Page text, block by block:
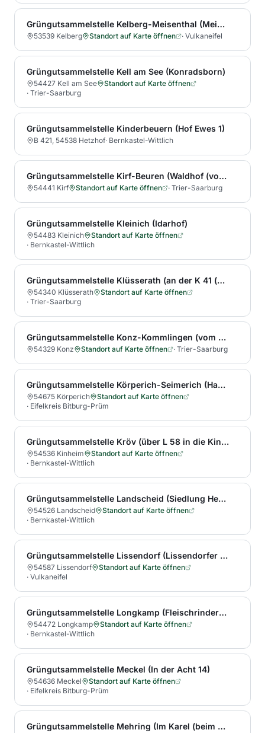
Grüngutsammelstelle Kelberg-Meisenthal (Meisenthaler Mühle)
53539 Kelberg Standort auf Karte öffnen · Vulkaneifel
Grüngutsammelstelle Kell am See (Konradsborn)
54427 Kell am See
Standort auf Karte öffnen
· Trier-Saarburg
Grüngutsammelstelle Kinderbeuern (Hof Ewes 1)
B 421, 54538 Hetzhof· Bernkastel-Wittlich
Grüngutsammelstelle Kirf-Beuren (Waldhof (von Kirf kommend vor dem Ortseingang Beuren rechts Richtung Dittlingen abbiegen. Der Waldhof ist dann der erste Aussiedlerhof auf der rechten Seite, die Grüng
54441 Kirf Standort auf Karte öffnen · Trier-Saarburg
Grüngutsammelstelle Kleinich (Idarhof)
54483 Kleinich
Standort auf Karte öffnen
· Bernkastel-Wittlich
Grüngutsammelstelle Klüsserath (an der K 41 (zwischen Klüsserath und Rivenich, 400 m nach Ortsausgang))
54340 Klüsserath
Standort auf Karte öffnen
· Trier-Saarburg
Grüngutsammelstelle Konz-Kommlingen (vom Ortsausgang Kommlingen Richtung Oberemmel, auf der rechten Seite der K 136, ab der Aussiedlung Wahlen 150 m weiter)
54329 Konz Standort auf Karte öffnen · Trier-Saarburg
Grüngutsammelstelle Körperich-Seimerich (Hauptstraße 6)
54675 Körperich
Standort auf Karte öffnen
· Eifelkreis Bitburg-Prüm
Grüngutsammelstelle Kröv (über L 58 in die Kinheimer Str., nach ca. 500 m rechts, nach ca. 160 m wieder rechts)
54536 Kinheim
Standort auf Karte öffnen
· Bernkastel-Wittlich
Grüngutsammelstelle Landscheid (Siedlung Heeg)
54526 Landscheid
Standort auf Karte öffnen
· Bernkastel-Wittlich
Grüngutsammelstelle Lissendorf (Lissendorfer Heide)
54587 Lissendorf
Standort auf Karte öffnen
· Vulkaneifel
Grüngutsammelstelle Longkamp (Fleischrinderhof)
54472 Longkamp
Standort auf Karte öffnen
· Bernkastel-Wittlich
Grüngutsammelstelle Meckel (In der Acht 14)
54636 Meckel
Standort auf Karte öffnen
· Eifelkreis Bitburg-Prüm
Grüngutsammelstelle Mehring (Im Karel (beim Hochbehälter))